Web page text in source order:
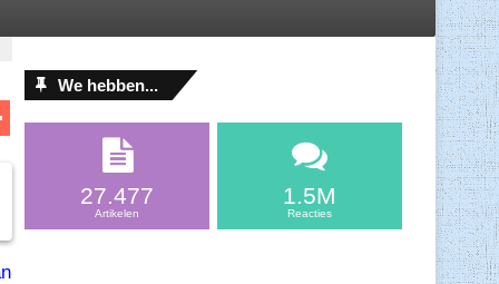
D
n
We hebben...
27.477
Artikelen
1.5M
Reacties